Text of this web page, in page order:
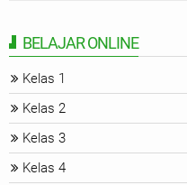
BELAJAR ONLINE
Kelas 1
Kelas 2
Kelas 3
Kelas 4